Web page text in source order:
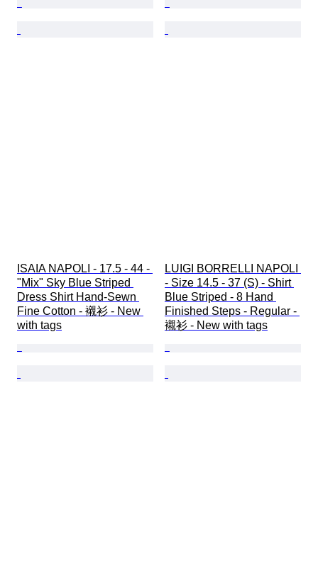
ISAIA NAPOLI - 17.5 - 44 -
"Mix" Sky Blue Striped
Dress Shirt Hand-Sewn
Fine Cotton - 襯衫 - New
with tags
LUIGI BORRELLI NAPOLI
- Size 14.5 - 37 (S) - Shirt
Blue Striped - 8 Hand
Finished Steps - Regular -
襯衫 - New with tags